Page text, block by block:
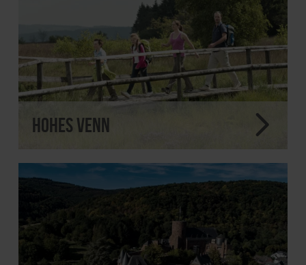
Hohes Venn